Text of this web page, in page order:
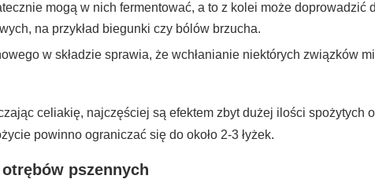
mogą w nich fermentować, a to z kolei może doprowadzić
na przykład biegunki czy bólów brzucha.
w składzie sprawia, że wchłanianie niektórych związków
celiakię, najczęściej są efektem zbyt dużej ilości spożytych
powinno ograniczać się do około 2-3 łyżek.
pszennych